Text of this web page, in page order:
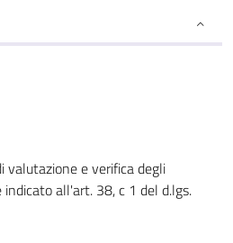
valutazione e verifica degli
all'art. 38, c 1 del d.lgs.